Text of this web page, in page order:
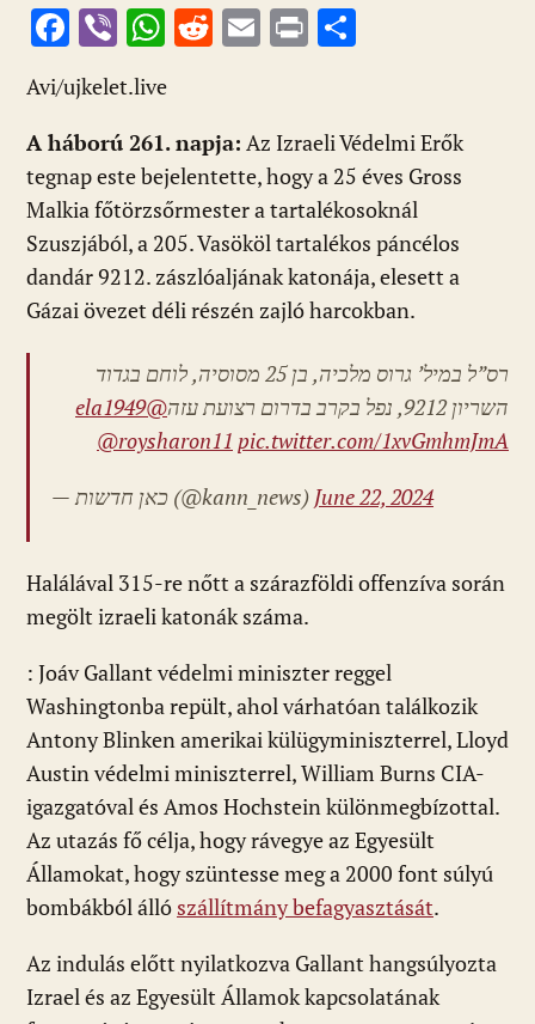
F
ac
e
b
o
o
k
Vi
b
er
W
at
s
A
p
p
R
di
t
E
l
Pr
m
e
g
Avi/ujkelet.live
A háború 261. napja: Az Izraeli Védelmi Erők
tegnap este bejelentette, hogy a 25 éves Gross
Malkia főtörzsőrmester a tartalékosoknál
Szuszjából, a 205. Vasököl tartalékos páncélos
dandár 9212. zászlóaljának katonája, elesett a
Gázai övezet déli részén zajló harcokban.
רס”ל במיל’ גרוס מלכיה, בן 25 מסוסיה, לוחם בגדוד
השריון 9212, נפל בקרב בדרום רצועת עזה
@ela1949
@roysharon11 pic.twitter.com/1xvGmhmJmA
— כאן חדשות (@kann_news) June 22, 2024
Halálával 315-re nőtt a szárazföldi offenzíva során
megölt izraeli katonák száma.
: Joáv Gallant védelmi miniszter reggel
Washingtonba repült, ahol várhatóan találkozik
Antony Blinken amerikai külügyminiszterrel, Lloyd
Austin védelmi miniszterrel, William Burns CIA-
igazgatóval és Amos Hochstein különmegbízottal.
Az utazás fő célja, hogy rávegye az Egyesült
Államokat, hogy szüntesse meg a 2000 font súlyú
bombákból álló szállítmány befagyasztását.
Az indulás előtt nyilatkozva Gallant hangsúlyozta
Izrael és az Egyesült Államok kapcsolatának